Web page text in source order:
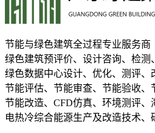
节能与绿色建筑全过程专业服务商
绿色建筑预评价、设计咨询、检测
绿色数据中心设计、优化、测评、
节能评估、节能审查、节能验收、
节能改造、CFD仿真、环境测评、
电热冷综合能源生产及改造技术、